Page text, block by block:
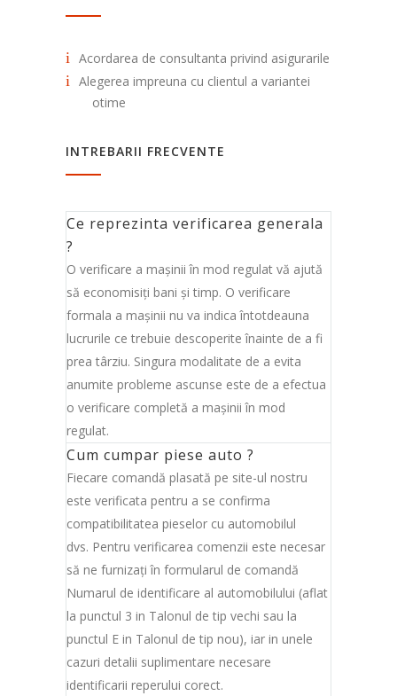
Acordarea de consultanta privind asigurarile
Alegerea impreuna cu clientul a variantei
otime
INTREBARII FRECVENTE
Ce reprezinta verificarea generala
?
O verificare a maşinii în mod regulat vă ajută
să economisiţi bani şi timp. O verificare
formala a maşinii nu va indica întotdeauna
lucrurile ce trebuie descoperite înainte de a fi
prea târziu. Singura modalitate de a evita
anumite probleme ascunse este de a efectua
o verificare completă a maşinii în mod
regulat.
Cum cumpar piese auto ?
Fiecare comandă plasată pe site-ul nostru
este verificata pentru a se confirma
compatibilitatea pieselor cu automobilul
dvs. Pentru verificarea comenzii este necesar
să ne furnizaţi în formularul de comandă
Numarul de identificare al automobilului (aflat
la punctul 3 in Talonul de tip vechi sau la
punctul E in Talonul de tip nou), iar in unele
cazuri detalii suplimentare necesare
identificarii reperului corect.